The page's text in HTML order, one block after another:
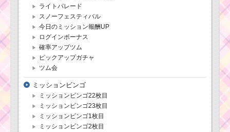
ライトパレード
スノーフェスティバル
今日のミッション報酬UP
ログインボーナス
確率アップツム
ピックアップガチャ
ツム会
ミッションビンゴ
ミッションビンゴ22枚目
ミッションビンゴ23枚目
ミッションビンゴ1枚目
ミッションビンゴ2枚目